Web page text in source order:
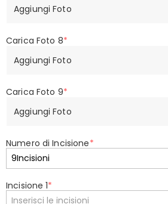
Aggiungi Foto
Carica Foto 8*
Aggiungi Foto
Carica Foto 9*
Aggiungi Foto
Numero di Incisione*
Incisione 1*